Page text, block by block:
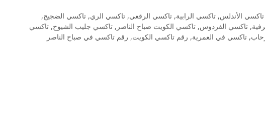
تاكسي الأندلس, تاكسي الرابية, تاكسي الرقعي, تاكسي الري, تاكسي الضجيج,
, تاكسي الفردوس, تاكسي الكويت صباح الناصر , تاكسي جليب الشيوخ, تاكسي
, تاكسي في العمرية, رقم تاكسي الكويت, رقم تاكسي في صباح الناصر